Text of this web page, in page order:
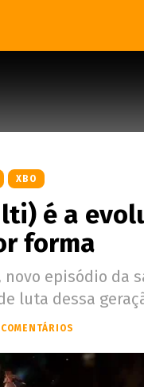
XBO
é a
forma
episódio da
luta dessa
COMENTÁRIOS